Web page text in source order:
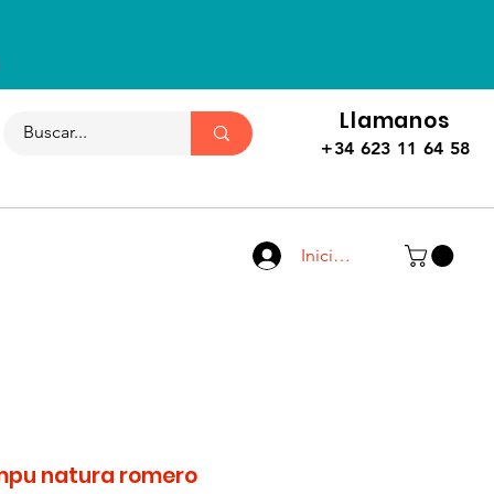
Llamanos
+34 623 11 64 58
Iniciar sesión
natura romero